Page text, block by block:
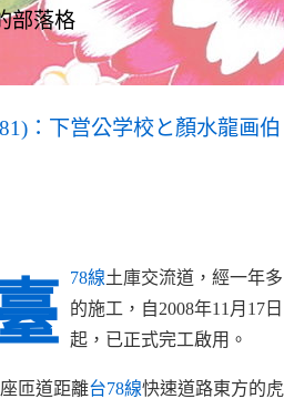
部落格
：下営公学校と顏水龍画伯
78線土庫交流道，經一年多
的施工，自2008年11月17日
起，已正式完工啟用。
匝道距離台78線快速道路東方的虎